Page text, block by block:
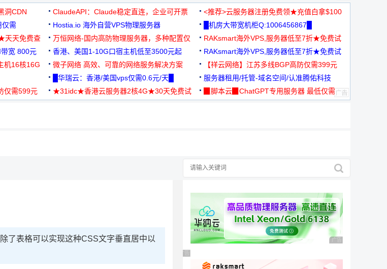
洞CDN ClaudeAPI：Claude稳定直连，企业可开票
<推荐>云服务器注册免费领★充值白拿$100
仅需
Hostia.io 海外自营VPS物理服务器
█机房大带宽机柜Q:1006456867█
天天免费查
万恒网络-国内高防物理服务器，多种配置仅
99元/月起
RAKsmart海外VPS,服务器低至7折★免费试
用★
带宽 800元 香港、美国1-10G口宿主机低至3500元起
RAKsmart海外VPS,服务器低至7折★免费试
用★
机16核16G
微子网络 高效、可靠的网络服务解决方案
【祥云网络】江苏多线BGP高防仅需399元
█华瑞云：香港/美国vps仅需0.6元/天█
服务器租用/托管-域名空间/认准腾佑科技
需599元
★31idc★香港云服务器2核4G★30天免费试
▉脚本云▉ChatGPT专用服务器 最低仅需
了表格可以实现这种CSS文字垂直居中以
广告 商业广告，理性
广告 商业广告，理性选择